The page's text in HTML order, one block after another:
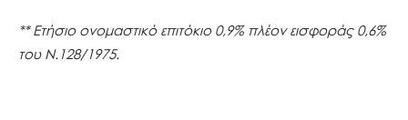
** Ετήσιο ονομαστικό επιτόκιο 0,9% πλέον εισφοράς 0,6%
του Ν.128/1975.